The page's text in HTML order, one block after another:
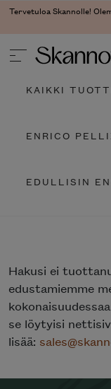
Tervetuloa Skannolle!
Type 2 or more
KAIKKI
ENRICO
EDULLISIN
Hakusi ei
edustamiemme
se löytyisi
lisää: